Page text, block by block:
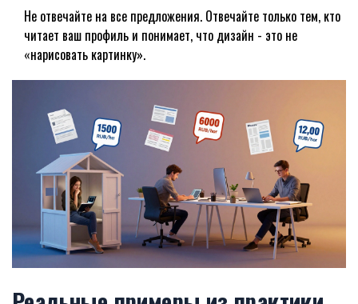
Не отвечайте на все предложения. Отвечайте только тем, кто
читает ваш профиль и понимает, что дизайн - это не
«нарисовать картинку».